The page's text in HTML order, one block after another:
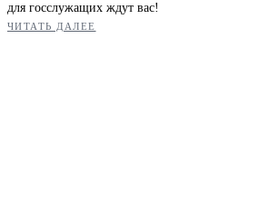
для госслужащих ждут вас!
ЧИТАТЬ ДАЛЕЕ